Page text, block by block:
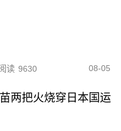
读 9630 08-05
两把火烧穿日本国运